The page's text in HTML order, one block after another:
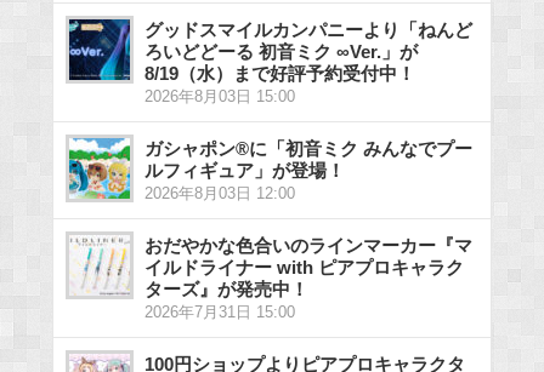
グッドスマイルカンパニーより「ねんど
ろいどどーる 初音ミク ∞Ver.」が
8/19（水）まで好評予約受付中！
2026年8月03日 15:00
ガシャポン®に「初音ミク みんなでプー
ルフィギュア」が登場！
2026年8月03日 12:00
おだやかな色合いのラインマーカー『マ
イルドライナー with ピアプロキャラク
ターズ』が発売中！
2026年7月31日 15:00
100円ショップよりピアプロキャラクタ